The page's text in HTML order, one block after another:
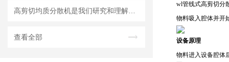
查看全部
wl管线式高剪切分
物料吸入腔体并开
设备原理
物料进入设备腔体